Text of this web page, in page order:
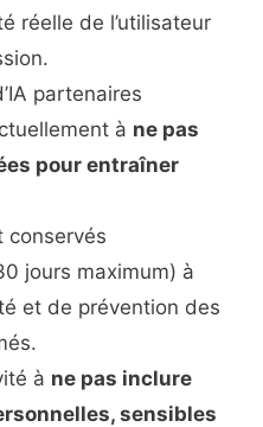
réelle de l’utilisateur
partenaires
à ne pas
pour entraîner
conservés
jours maximum) à
et de prévention des
à ne pas inclure
sensibles